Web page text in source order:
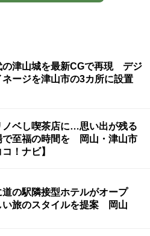
の津山城を最新CGで再現 デジ
ネージを津山市の3カ所に設置
ノベし喫茶店に…思い出が残る
で至福の時間を 岡山・津山市
コ！ナビ】
道の駅隣接型ホテルがオープ
旅のスタイルを提案 岡山